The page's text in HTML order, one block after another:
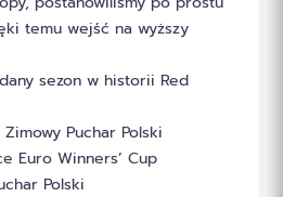
temu wejść na wyższy
sezon w historii Red
Puchar Polski
Euro Winners’ Cup
Polski